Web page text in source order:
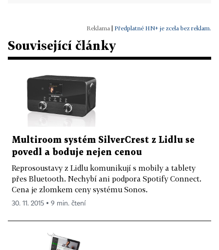
Předplatné HN+ je zcela bez reklam.
Související články
Multiroom systém SilverCrest z Lidlu se
povedl a boduje nejen cenou
Reprosoustavy z Lidlu komunikují s mobily a tablety
přes Bluetooth. Nechybí ani podpora Spotify Connect.
Cena je zlomkem ceny systému Sonos.
30. 11. 2015 ▪ 9 min. čtení